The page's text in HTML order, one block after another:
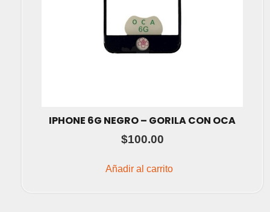
IPHONE 6G NEGRO – GORILA CON OCA
$100.00
Añadir al carrito